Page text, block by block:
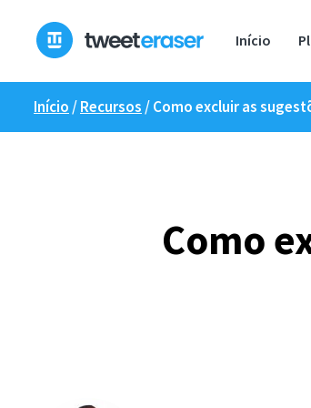
conteúdo
Início
Início /Recursos /Como excluir as
Como